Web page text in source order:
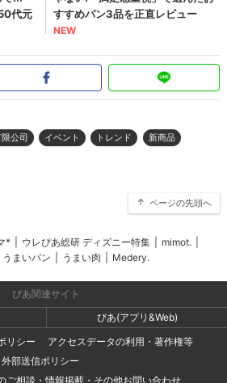
公司 イベント トレンド 新商品
ページの先頭へ
* ウレぴあ総研 ディズニー特集 mimot.
うまいパン うまい肉 Medery.
ぴあ関連サイト
ぴあ(アプリ&Web)
リシー
アクセスデータの利用・著作権等
外部送信ポリシー
ご相談・情報掲載・その他お問い合わせ